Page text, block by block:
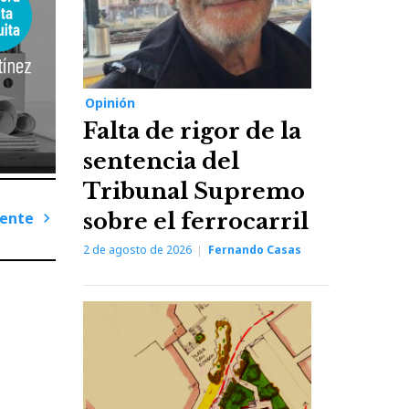
Opinión
Falta de rigor de la
sentencia del
Tribunal Supremo
sobre el ferrocarril
2 de agosto de 2026 Fernando Casas